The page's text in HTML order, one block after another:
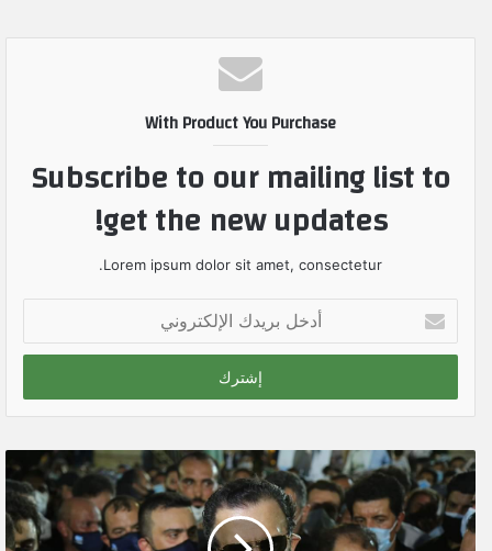
With Product You Purchase
Subscribe to our mailing list to
get the new updates!
Lorem ipsum dolor sit amet, consectetur.
خ
ب
ي
د
ك
ا
ل